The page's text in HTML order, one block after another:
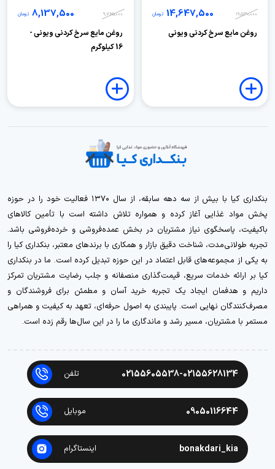
19,530,000
14,647,500 تومان
روغن مایع سرخ کردنی ویونی
9,765,000
8,137,500 تومان
روغن مایع سرخ کردنی ویونی -
16 کیلوگرم
بنکداری کیا با بیش از سه دهه سابقه، از سال ۱۳۷۰ فعالیت خود را در حوزه
پخش مواد غذایی آغاز کرده و همواره تلاش داشته است با تأمین کالاهای
باکیفیت، پاسخگوی نیاز مشتریان در بخش عمده‌فروشی و خرده‌فروشی باشد.
تجربه طولانی‌مدت، شناخت دقیق بازار و همکاری با برندهای معتبر، بنکداری کیا را
به یکی از مجموعه‌های قابل اعتماد در این حوزه تبدیل کرده است. ما در بنکداری
کیا بر ارائه خدمات سریع، قیمت‌گذاری منصفانه و جلب رضایت مشتریان تمرکز
داریم و هدفمان ایجاد یک تجربه خرید آسان و مطمئن برای فروشندگان و
مصرف‌کنندگان نهایی است. پایبندی به اصول حرفه‌ای، تعهد به کیفیت و همراهی
مستمر با مشتریان، مسیر رشد و ماندگاری ما را در این سال‌ها رقم زده است.
02155605538-02155628134 تلفن
09050116644 موبایل
bonakdari_kia اینستاگرام